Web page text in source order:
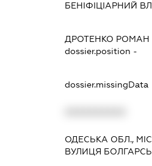
БЕНІФІЦІАРНИЙ
ДРОТЕНКО
dossier.position -
dossier.missingData
ОДЕСЬКА ОБЛ.,
ВУЛИЦЯ